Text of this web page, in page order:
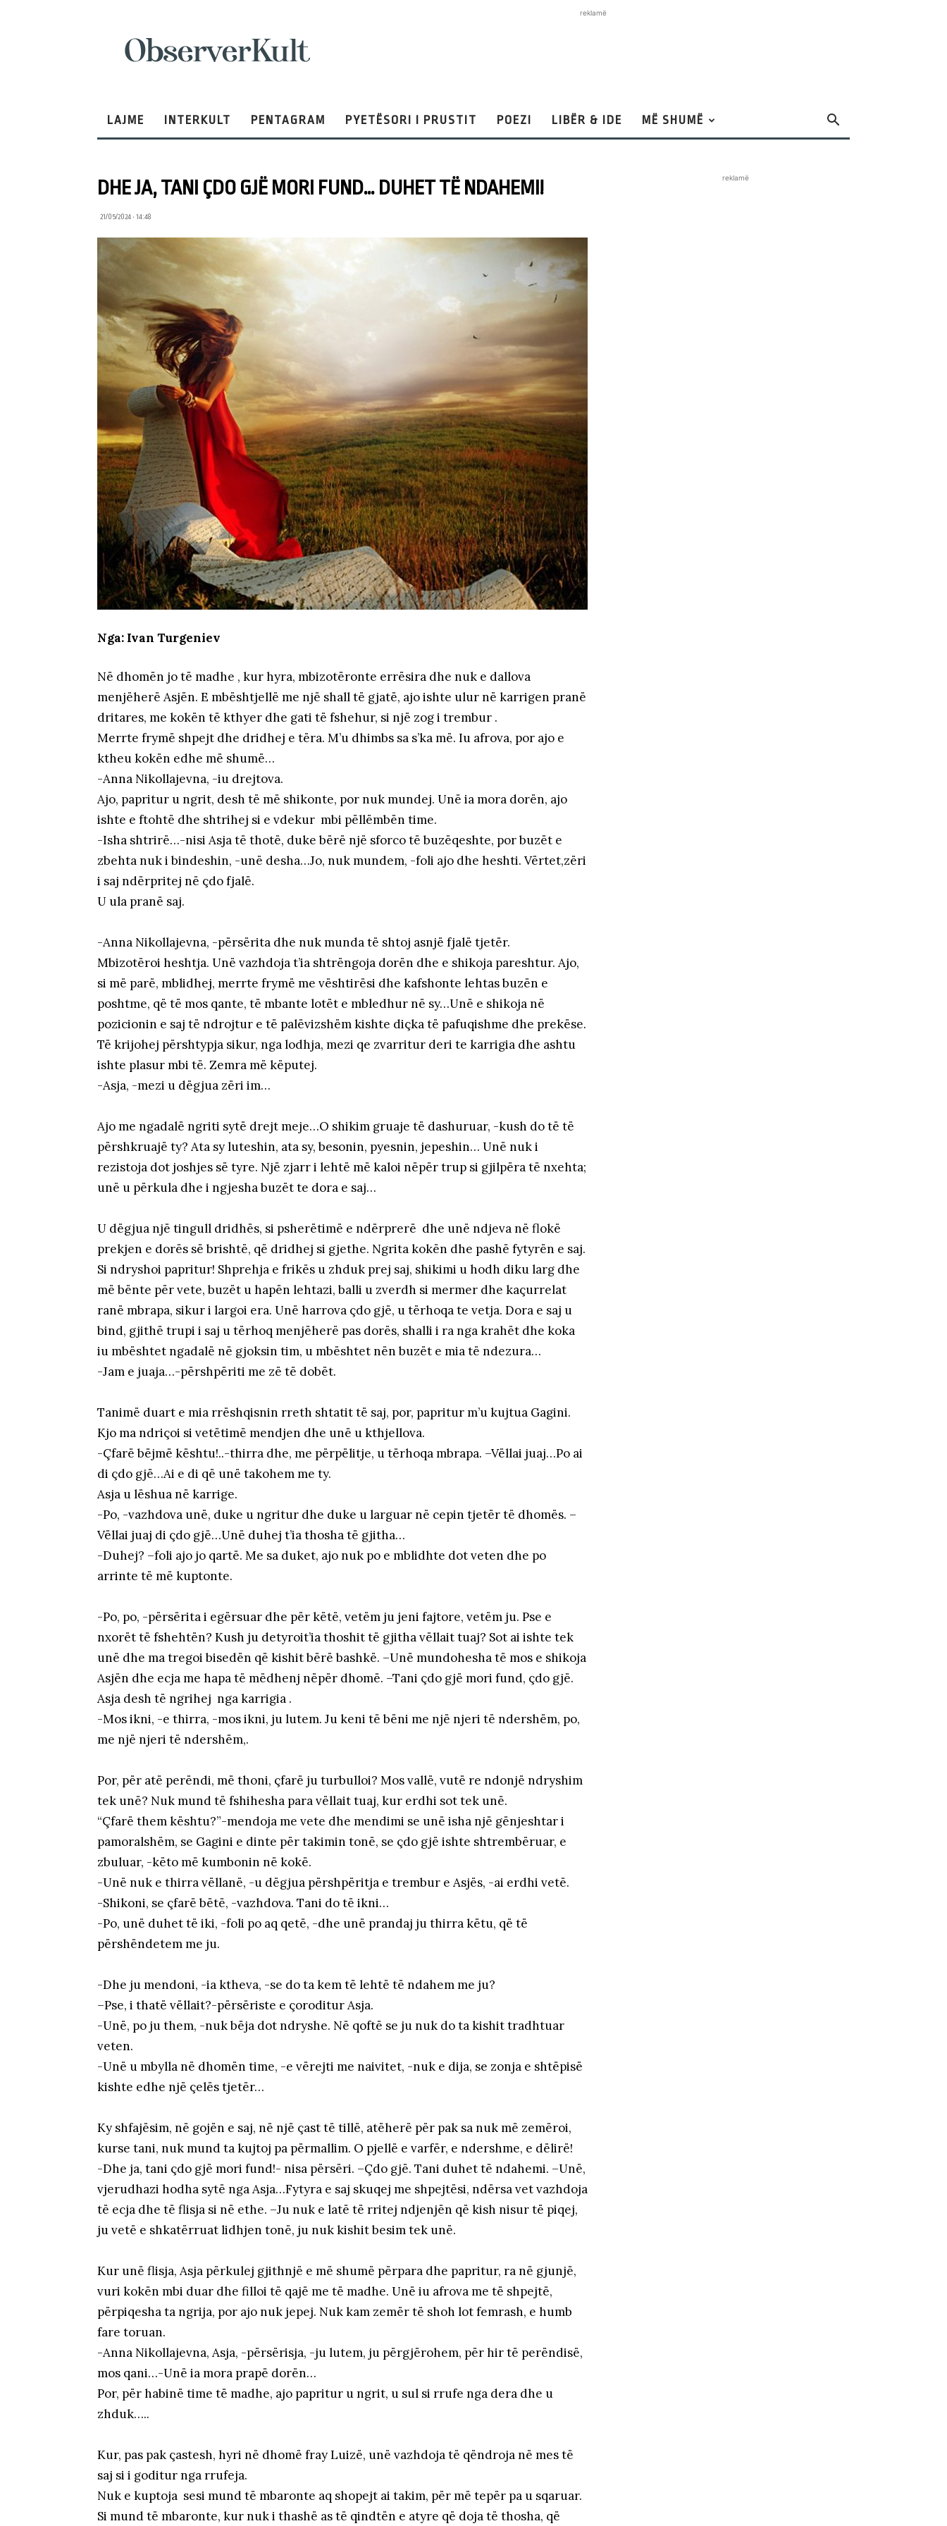
reklamë
LAJME INTERKULT PENTAGRAM PYETËSORI I PRUSTIT POEZI LIBËR & IDE MË SHUMË
DHE JA, TANI ÇDO GJË MORI FUND… DUHET TË NDAHEMI!
21/05/2024 • 14:48
Nga: Ivan Turgeniev
Në dhomën jo të madhe , kur hyra, mbizotëronte errësira dhe nuk e dallova
menjëherë Asjën. E mbështjellë me një shall të gjatë, ajo ishte ulur në karrigen pranë
dritares, me kokën të kthyer dhe gati të fshehur, si një zog i trembur .
Merrte frymë shpejt dhe dridhej e tëra. M’u dhimbs sa s’ka më. Iu afrova, por ajo e
ktheu kokën edhe më shumë…
-Anna Nikollajevna, -iu drejtova.
Ajo, papritur u ngrit, desh të më shikonte, por nuk mundej. Unë ia mora dorën, ajo
ishte e ftohtë dhe shtrihej si e vdekur mbi pëllëmbën time.
-Isha shtrirë…-nisi Asja të thotë, duke bërë një sforco të buzëqeshte, por buzët e
zbehta nuk i bindeshin, -unë desha…Jo, nuk mundem, -foli ajo dhe heshti. Vërtet,zëri
i saj ndërpritej në çdo fjalë.
U ula pranë saj.
-Anna Nikollajevna, -përsërita dhe nuk munda të shtoj asnjë fjalë tjetër.
Mbizotëroi heshtja. Unë vazhdoja t’ia shtrëngoja dorën dhe e shikoja pareshtur. Ajo,
si më parë, mblidhej, merrte frymë me vështirësi dhe kafshonte lehtas buzën e
poshtme, që të mos qante, të mbante lotët e mbledhur në sy…Unë e shikoja në
pozicionin e saj të ndrojtur e të palëvizshëm kishte diçka të pafuqishme dhe prekëse.
Të krijohej përshtypja sikur, nga lodhja, mezi qe zvarritur deri te karrigia dhe ashtu
ishte plasur mbi të. Zemra më këputej.
-Asja, -mezi u dëgjua zëri im…
Ajo me ngadalë ngriti sytë drejt meje…O shikim gruaje të dashuruar, -kush do të të
përshkruajë ty? Ata sy luteshin, ata sy, besonin, pyesnin, jepeshin… Unë nuk i
rezistoja dot joshjes së tyre. Një zjarr i lehtë më kaloi nëpër trup si gjilpëra të nxehta;
unë u përkula dhe i ngjesha buzët te dora e saj…
U dëgjua një tingull dridhës, si psherëtimë e ndërprerë dhe unë ndjeva në flokë
prekjen e dorës së brishtë, që dridhej si gjethe. Ngrita kokën dhe pashë fytyrën e saj.
Si ndryshoi papritur! Shprehja e frikës u zhduk prej saj, shikimi u hodh diku larg dhe
më bënte për vete, buzët u hapën lehtazi, balli u zverdh si mermer dhe kaçurrelat
ranë mbrapa, sikur i largoi era. Unë harrova çdo gjë, u tërhoqa te vetja. Dora e saj u
bind, gjithë trupi i saj u tërhoq menjëherë pas dorës, shalli i ra nga krahët dhe koka
iu mbështet ngadalë në gjoksin tim, u mbështet nën buzët e mia të ndezura…
-Jam e juaja…-përshpëriti me zë të dobët.
Tanimë duart e mia rrëshqisnin rreth shtatit të saj, por, papritur m’u kujtua Gagini.
Kjo ma ndriçoi si vetëtimë mendjen dhe unë u kthjellova.
-Çfarë bëjmë kështu!..-thirra dhe, me përpëlitje, u tërhoqa mbrapa. –Vëllai juaj…Po ai
di çdo gjë…Ai e di që unë takohem me ty.
Asja u lëshua në karrige.
-Po, -vazhdova unë, duke u ngritur dhe duke u larguar në cepin tjetër të dhomës. –
Vëllai juaj di çdo gjë…Unë duhej t’ia thosha të gjitha…
-Duhej? –foli ajo jo qartë. Me sa duket, ajo nuk po e mblidhte dot veten dhe po
arrinte të më kuptonte.
-Po, po, -përsërita i egërsuar dhe për këtë, vetëm ju jeni fajtore, vetëm ju. Pse e
nxorët të fshehtën? Kush ju detyroit’ia thoshit të gjitha vëllait tuaj? Sot ai ishte tek
unë dhe ma tregoi bisedën që kishit bërë bashkë. –Unë mundohesha të mos e shikoja
Asjën dhe ecja me hapa të mëdhenj nëpër dhomë. –Tani çdo gjë mori fund, çdo gjë.
Asja desh të ngrihej nga karrigia .
-Mos ikni, -e thirra, -mos ikni, ju lutem. Ju keni të bëni me një njeri të ndershëm, po,
me një njeri të ndershëm,.
Por, për atë perëndi, më thoni, çfarë ju turbulloi? Mos vallë, vutë re ndonjë ndryshim
tek unë? Nuk mund të fshihesha para vëllait tuaj, kur erdhi sot tek unë.
“Çfarë them kështu?”-mendoja me vete dhe mendimi se unë isha një gënjeshtar i
pamoralshëm, se Gagini e dinte për takimin tonë, se çdo gjë ishte shtrembëruar, e
zbuluar, -këto më kumbonin në kokë.
-Unë nuk e thirra vëllanë, -u dëgjua përshpëritja e trembur e Asjës, -ai erdhi vetë.
-Shikoni, se çfarë bëtë, -vazhdova. Tani do të ikni…
-Po, unë duhet të iki, -foli po aq qetë, -dhe unë prandaj ju thirra këtu, që të
përshëndetem me ju.
-Dhe ju mendoni, -ia ktheva, -se do ta kem të lehtë të ndahem me ju?
–Pse, i thatë vëllait?-përsëriste e çoroditur Asja.
-Unë, po ju them, -nuk bëja dot ndryshe. Në qoftë se ju nuk do ta kishit tradhtuar
veten.
-Unë u mbylla në dhomën time, -e vërejti me naivitet, -nuk e dija, se zonja e shtëpisë
kishte edhe një çelës tjetër…
Ky shfajësim, në gojën e saj, në një çast të tillë, atëherë për pak sa nuk më zemëroi,
kurse tani, nuk mund ta kujtoj pa përmallim. O pjellë e varfër, e ndershme, e dëlirë!
-Dhe ja, tani çdo gjë mori fund!- nisa përsëri. –Çdo gjë. Tani duhet të ndahemi. –Unë,
vjerudhazi hodha sytë nga Asja…Fytyra e saj skuqej me shpejtësi, ndërsa vet vazhdoja
të ecja dhe të flisja si në ethe. –Ju nuk e latë të rritej ndjenjën që kish nisur të piqej,
ju vetë e shkatërruat lidhjen tonë, ju nuk kishit besim tek unë.
Kur unë flisja, Asja përkulej gjithnjë e më shumë përpara dhe papritur, ra në gjunjë,
vuri kokën mbi duar dhe filloi të qajë me të madhe. Unë iu afrova me të shpejtë,
përpiqesha ta ngrija, por ajo nuk jepej. Nuk kam zemër të shoh lot femrash, e humb
fare toruan.
-Anna Nikollajevna, Asja, -përsërisja, -ju lutem, ju përgjërohem, për hir të perëndisë,
mos qani…-Unë ia mora prapë dorën…
Por, për habinë time të madhe, ajo papritur u ngrit, u sul si rrufe nga dera dhe u
zhduk…..
Kur, pas pak çastesh, hyri në dhomë fray Luizë, unë vazhdoja të qëndroja në mes të
saj si i goditur nga rrufeja.
Nuk e kuptoja sesi mund të mbaronte aq shopejt ai takim, për më tepër pa u sqaruar.
Si mund të mbaronte, kur nuk i thashë as të qindtën e atyre që doja të thosha, që
reklamë